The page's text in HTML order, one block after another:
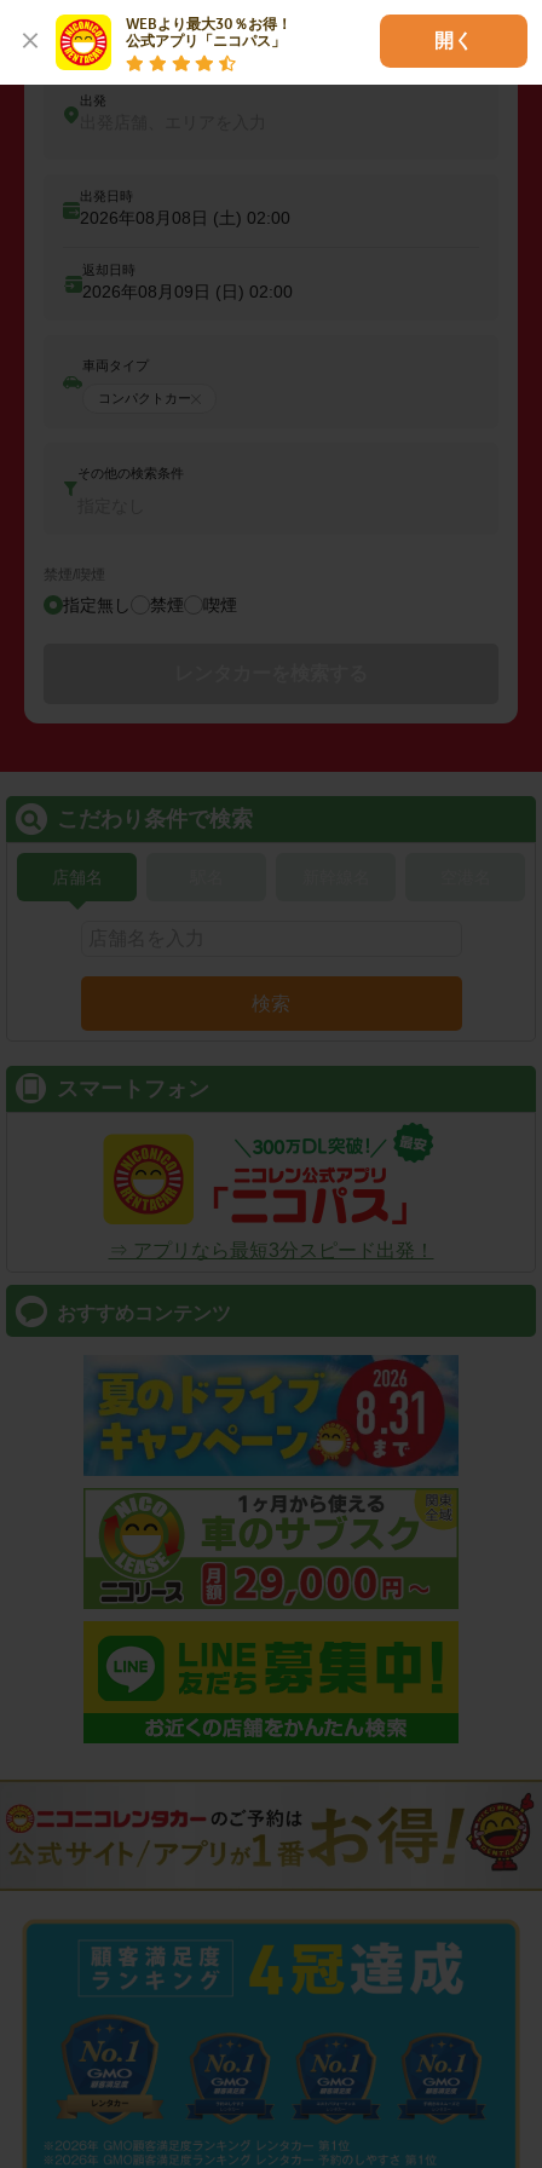
WEBより最大30％お得！
公式アプリ「ニコパス」
開く
レンタカーを予約しよう
出発
出発日時
2026年08月08日 (土) 02:00
返却日時
2026年08月09日 (日) 02:00
車両タイプ
コンパクトカー
その他の検索条件
禁煙/喫煙
指定無し 禁煙 喫煙
こだわり条件で検索
店舗名
検索
スマートフォン
⇒ アプリなら最短3分スピード出発！
おすすめコンテンツ